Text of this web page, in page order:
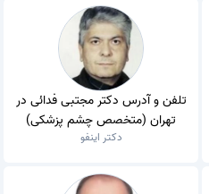
تلفن و آدرس دکتر مجتبی فدائی در
تهران (متخصص چشم پزشکی)
دکتر اینفو